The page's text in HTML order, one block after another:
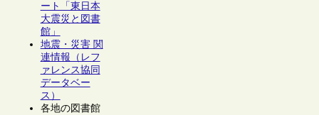
ート「東日本
大震災と図書
館」
地震・災害 関
連情報（レフ
ァレンス協同
データベー
ス）
各地の図書館